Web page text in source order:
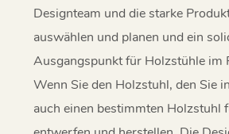
Designteam und die starke
auswählen und planen und ein
Ausgangspunkt für Holzstühle im
Wenn Sie den Holzstuhl, den Sie
auch einen bestimmten Holzstuhl